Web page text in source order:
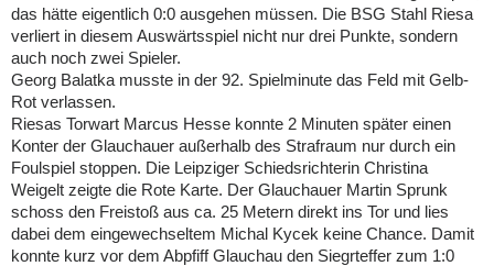
das hätte eigentlich 0:0 ausgehen müssen. Die BSG Stahl Riesa
verliert in diesem Auswärtsspiel nicht nur drei Punkte, sondern
auch noch zwei Spieler.
Georg Balatka musste in der 92. Spielminute das Feld mit Gelb-
Rot verlassen.
Riesas Torwart Marcus Hesse konnte 2 Minuten später einen
Konter der Glauchauer außerhalb des Strafraum nur durch ein
Foulspiel stoppen. Die Leipziger Schiedsrichterin Christina
Weigelt zeigte die Rote Karte. Der Glauchauer Martin Sprunk
schoss den Freistoß aus ca. 25 Metern direkt ins Tor und lies
dabei dem eingewechseltem Michal Kycek keine Chance. Damit
konnte kurz vor dem Abpfiff Glauchau den Siegrteffer zum 1:0